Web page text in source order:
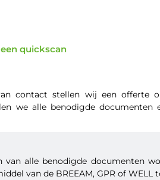
quickscan
contact stellen wij een offerte
we alle benodigde
van alle benodigde documenten
van de BREEAM, GPR of WELL